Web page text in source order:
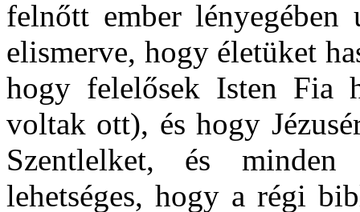
felnőtt ember lényegében
elismerve, hogy életüket
hogy felelősek Isten Fia
voltak ott), és hogy
Szentlelket, és
lehetséges, hogy a régi